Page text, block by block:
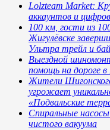
Lolzteam Market:
аккаунтов и
100 км, гости из
Жигулёвске
Ультра трейл и
Выездной
помощь на дороге в
Жители
угрожает
«Подвальские
Спиральные
чистого вакуума